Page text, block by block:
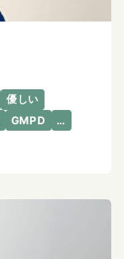
優しい
GMPD …